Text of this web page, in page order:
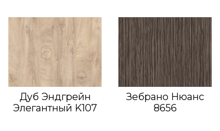
Дуб Эндгрейн
Элегантный K107
Зебрано Нюанс
8656